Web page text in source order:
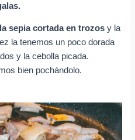
la sepia cortada en trozos y la
la tenemos un poco dorada
y la cebolla picada.
bien pochándolo.